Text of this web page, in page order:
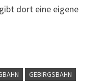
dort eine eigene
GEBIRGSBAHN